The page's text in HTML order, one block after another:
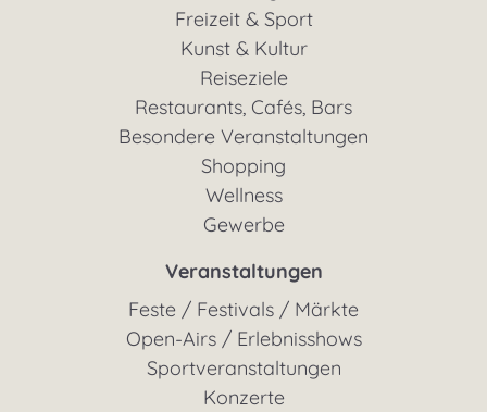
Freizeit & Sport
Kunst & Kultur
Reiseziele
Restaurants, Cafés, Bars
Besondere Veranstaltungen
Shopping
Wellness
Gewerbe
Veranstaltungen
Feste / Festivals / Märkte
Open-Airs / Erlebnisshows
Sportveranstaltungen
Konzerte